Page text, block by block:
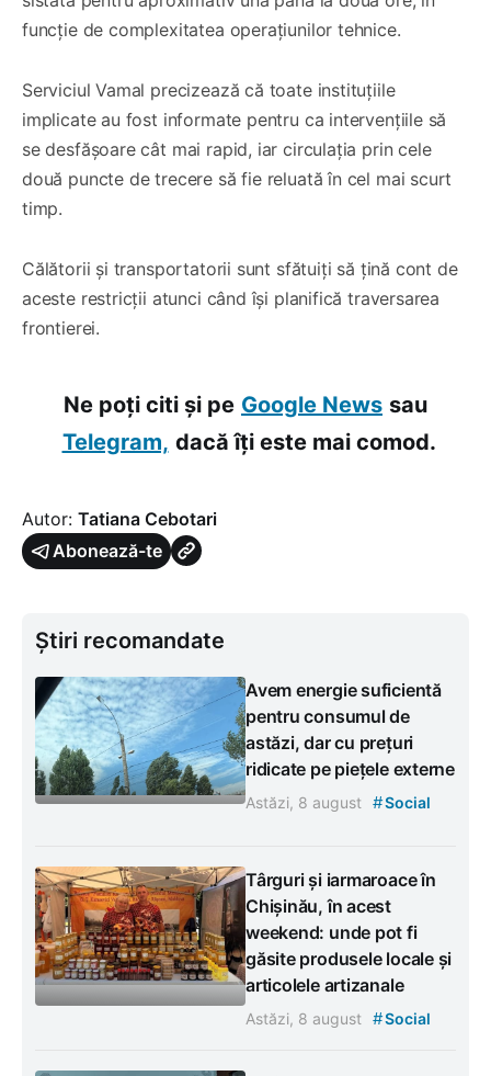
funcție de complexitatea operațiunilor tehnice.
Serviciul Vamal precizează că toate instituțiile
implicate au fost informate pentru ca intervențiile să
se desfășoare cât mai rapid, iar circulația prin cele
două puncte de trecere să fie reluată în cel mai scurt
timp.
Călătorii și transportatorii sunt sfătuiți să țină cont de
aceste restricții atunci când își planifică traversarea
frontierei.
Ne poți citi și pe Google News sau
Telegram, dacă îți este mai comod.
Autor: Tatiana Cebotari
Abonează-te
Știri recomandate
Avem energie suficientă
pentru consumul de
astăzi, dar cu prețuri
ridicate pe piețele externe
Astăzi, 8 august #Social
Târguri și iarmaroace în
Chișinău, în acest
weekend: unde pot fi
găsite produsele locale și
articolele artizanale
Astăzi, 8 august #Social